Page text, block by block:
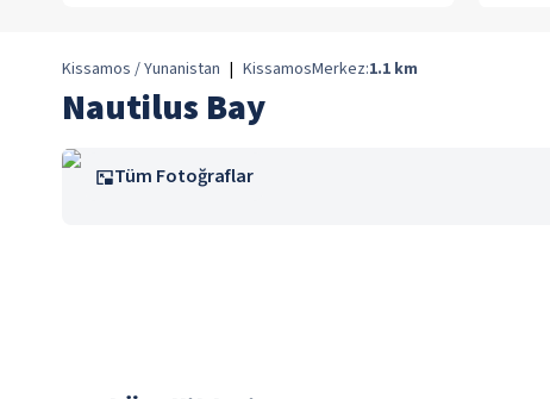
Kissamos / Yunanistan | KissamosMerkez:1.1 km
Nautilus Bay
Tüm Fotoğraflar